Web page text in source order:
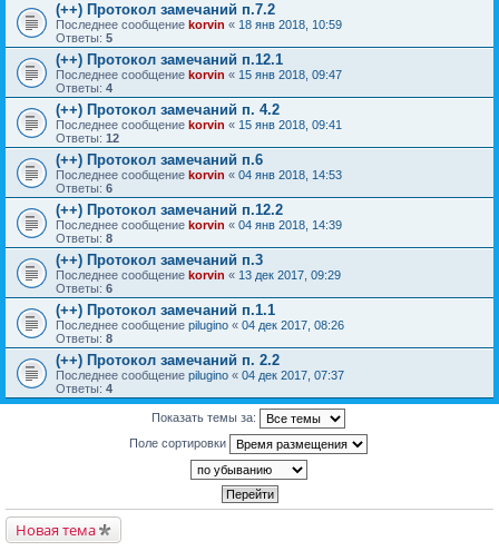
(++) Протокол замечаний п.7.2
Последнее сообщение korvin « 18 янв 2018, 10:59
Ответы: 5
(++) Протокол замечаний п.12.1
Последнее сообщение korvin « 15 янв 2018, 09:47
Ответы: 4
(++) Протокол замечаний п. 4.2
Последнее сообщение korvin « 15 янв 2018, 09:41
Ответы: 12
(++) Протокол замечаний п.6
Последнее сообщение korvin « 04 янв 2018, 14:53
Ответы: 6
(++) Протокол замечаний п.12.2
Последнее сообщение korvin « 04 янв 2018, 14:39
Ответы: 8
(++) Протокол замечаний п.3
Последнее сообщение korvin « 13 дек 2017, 09:29
Ответы: 6
(++) Протокол замечаний п.1.1
Последнее сообщение pilugino « 04 дек 2017, 08:26
Ответы: 8
(++) Протокол замечаний п. 2.2
Последнее сообщение pilugino « 04 дек 2017, 07:37
Ответы: 4
Показать темы за:
Поле сортировки
Новая тема